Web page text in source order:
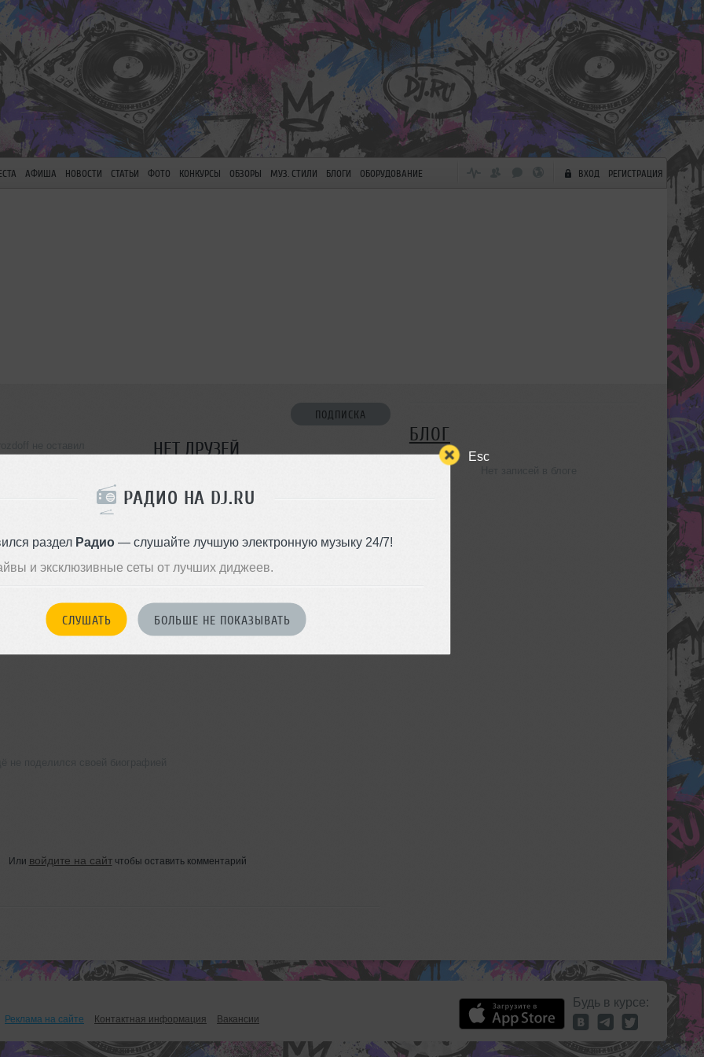
Esc
РАДИО НА DJ.RU
раздел Радио— слушайте лучшую электронную музыку 24/7!
и эксклюзивные сеты от лучших диджеев.
СЛУШАТЬ БОЛЬШЕ НЕ ПОКАЗЫВАТЬ
АФИША НОВОСТИ СТАТЬИ ФОТО КОНКУРСЫ ОБЗОРЫ МУЗ. СТИЛИ БЛОГИ ОБОРУДОВАНИЕ ВХОД РЕГИСТРАЦИЯ
ПОДПИСКА
НЕТ ДРУЗЕЙ
Или войдите на сайтчтобы оставить комментарий
БЛОГ
Реклама на сайте Контактная информация Вакансии
Будь в курсе: